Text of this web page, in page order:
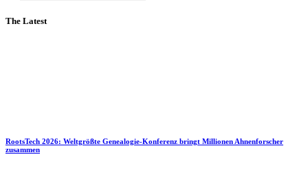
The Latest
RootsTech 2026: Weltgrößte Genealogie-Konferenz bringt Millionen Ahnenforscher
zusammen